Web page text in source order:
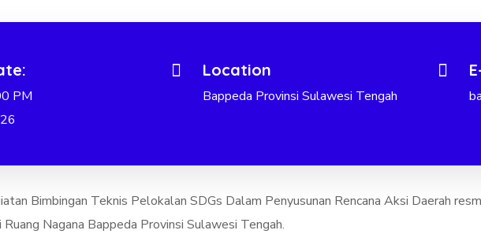
PM
Location
Bappeda Provinsi Sulawesi Tengah
Bimbingan Teknis Pelokalan SDGs Dalam Penyusunan Rencana Aksi Daerah
Ruang Nagana Bappeda Provinsi Sulawesi Tengah.